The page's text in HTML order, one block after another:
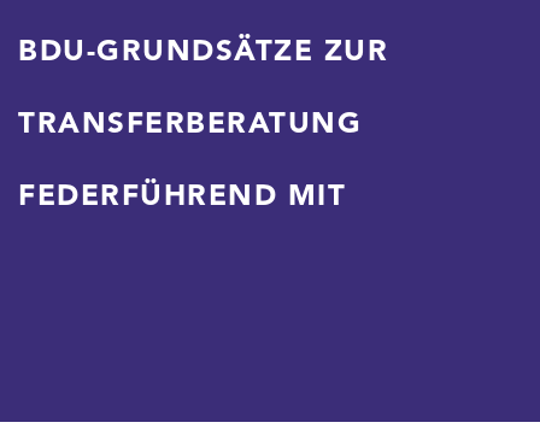
BDU-GRUNDSÄTZE ZUR
TRANSFERBERATUNG
FEDERFÜHREND MIT